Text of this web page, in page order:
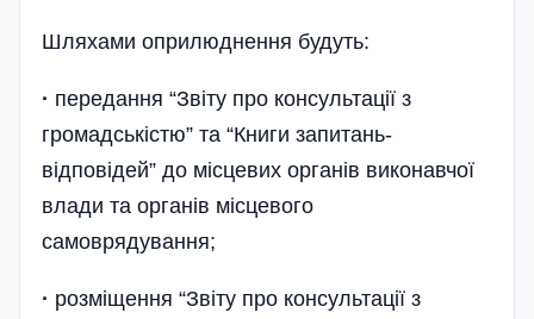
Шляхами оприлюднення будуть:
· передання “Звіту про консультації з
громадськістю” та “Книги запитань-
відповідей” до місцевих органів виконавчої
влади та органів місцевого
самоврядування;
· розміщення “Звіту про консультації з